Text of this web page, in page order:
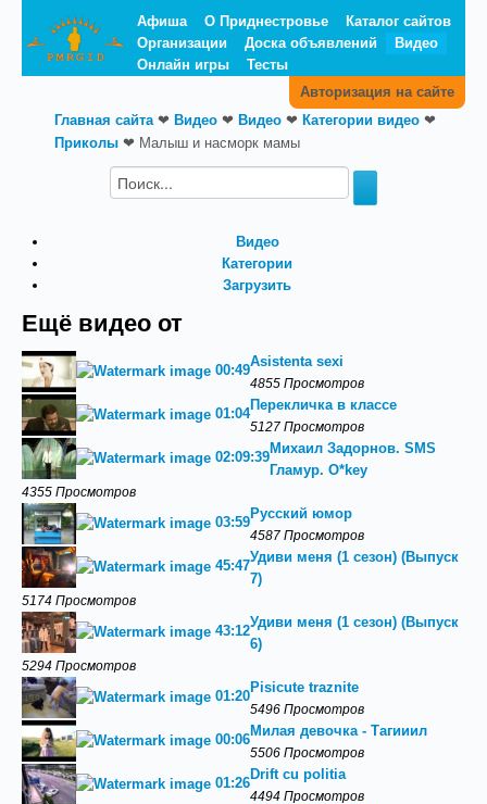
Афиша О Приднестровье
Каталог сайтов
Организации
Доска объявлений
Видео
Онлайн игры
Тесты
Авторизация на сайте
Главная сайта❤ Видео ❤ Видео ❤ Категории видео ❤
Приколы ❤ Малыш и насморк мамы
Видео
Категории
Загрузить
Ещё видео от
00:49
Asistenta sexi
4855 Просмотров
01:04
Перекличка в классе
5127 Просмотров
02:09:39
Михаил Задорнов. SMS
Гламур. О*key
4355 Просмотров
03:59
Русский юмор
4587 Просмотров
45:47
Удиви меня (1 сезон) (Выпуск
7)
5174 Просмотров
43:12
Удиви меня (1 сезон) (Выпуск
6)
5294 Просмотров
01:20
Pisicute traznite
5496 Просмотров
00:06
Милая девочка - Тагииил
5506 Просмотров
01:26
Drift cu politia
4494 Просмотров